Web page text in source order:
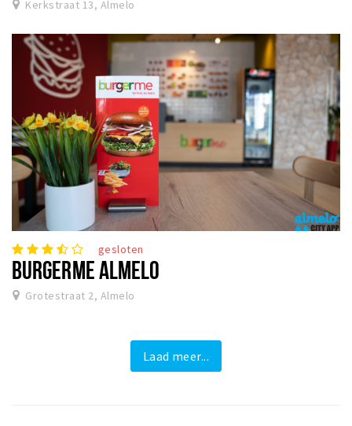
Kerkstraat 13, Almelo
gesloten
BURGERME ALMELO
Grotestraat 2, Almelo
Laad meer...